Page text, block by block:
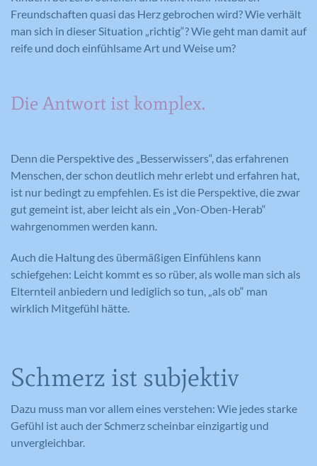
Freundschaften quasi das Herz gebrochen wird? Wie verhält
man sich in dieser Situation „richtig“? Wie geht man damit auf
reife und doch einfühlsame Art und Weise um?
Die Antwort ist komplex.
Denn die Perspektive des „Besserwissers“, das erfahrenen
Menschen, der schon deutlich mehr erlebt und erfahren hat,
ist nur bedingt zu empfehlen. Es ist die Perspektive, die zwar
gut gemeint ist, aber leicht als ein „Von-Oben-Herab“
wahrgenommen werden kann.
Auch die Haltung des übermäßigen Einfühlens kann
schiefgehen: Leicht kommt es so rüber, als wolle man sich als
Elternteil anbiedern und lediglich so tun, „als ob“ man
wirklich Mitgefühl hätte.
Schmerz ist subjektiv
Dazu muss man vor allem eines verstehen: Wie jedes starke
Gefühl ist auch der Schmerz scheinbar einzigartig und
unvergleichbar.